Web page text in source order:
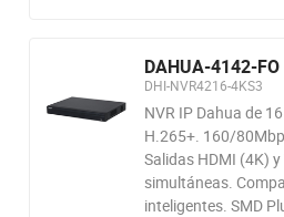
DAHUA-4142-FO
DHI-NVR4216-4KS3
NVR IP Dahua de
H.265+. 160/
Salidas HDMI (4K)
simultáneas.
inteligentes. SMD